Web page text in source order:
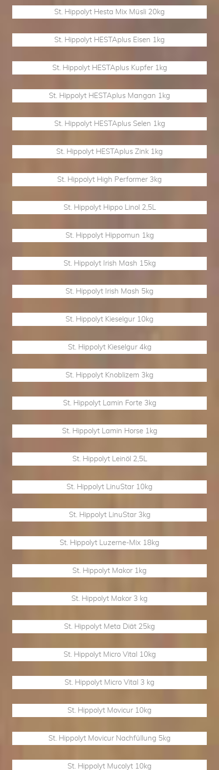
St. Hippolyt Hesta Mix Müsli 20kg
St. Hippolyt HESTAplus Eisen 1kg
St. Hippolyt HESTAplus Kupfer 1kg
St. Hippolyt HESTAplus Mangan 1kg
St. Hippolyt HESTAplus Selen 1kg
St. Hippolyt HESTAplus Zink 1kg
St. Hippolyt High Performer 3kg
St. Hippolyt Hippo Linol 2,5L
St. Hippolyt Hippomun 1kg
St. Hippolyt Irish Mash 15kg
St. Hippolyt Irish Mash 5kg
St. Hippolyt Kieselgur 10kg
St. Hippolyt Kieselgur 4kg
St. Hippolyt Knoblizem 3kg
St. Hippolyt Lamin Forte 3kg
St. Hippolyt Lamin Horse 1kg
St. Hippolyt Leinöl 2,5L
St. Hippolyt LinuStar 10kg
St. Hippolyt LinuStar 3kg
St. Hippolyt Luzerne-Mix 18kg
St. Hippolyt Makor 1kg
St. Hippolyt Makor 3 kg
St. Hippolyt Meta Diät 25kg
St. Hippolyt Micro Vital 10kg
St. Hippolyt Micro Vital 3 kg
St. Hippolyt Movicur 10kg
St. Hippolyt Movicur Nachfüllung 5kg
St. Hippolyt Mucolyt 10kg